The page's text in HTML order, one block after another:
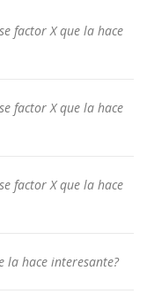
factor X que la hace
factor X que la hace
factor X que la hace
la hace interesante?